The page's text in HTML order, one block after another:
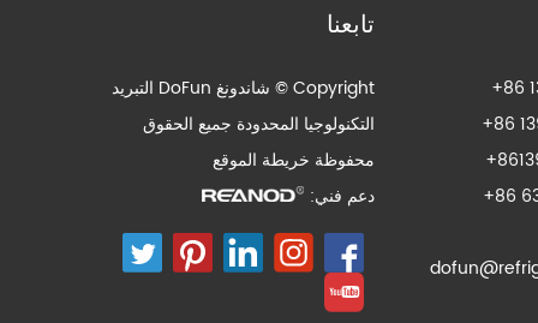
+86
+86
+86
تابعنا
Copyright © شاندونغ DoFun التبريد
التكنولوجيا المحدودة جميع الحقوق
محفوظة خريطة الموقع
دعم فني: